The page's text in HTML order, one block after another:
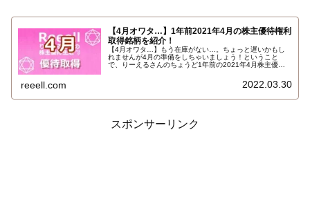
【4月オワタ…】1年前2021年4月の株主優待権利
取得銘柄を紹介！
【4月オワタ…】もう在庫がない…。ちょっと遅いかもし
れませんが4月の準備をしちゃいましょう！ということ
で、りーえるさんのちょうど1年前の2021年4月株主優待
さんの株主優待取得結果！2021年4月編～過去に到着した
reeell.com 2022.03.30
スポンサーリンク